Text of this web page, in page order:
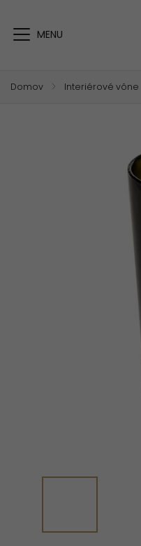
Domov / Interiérové vône